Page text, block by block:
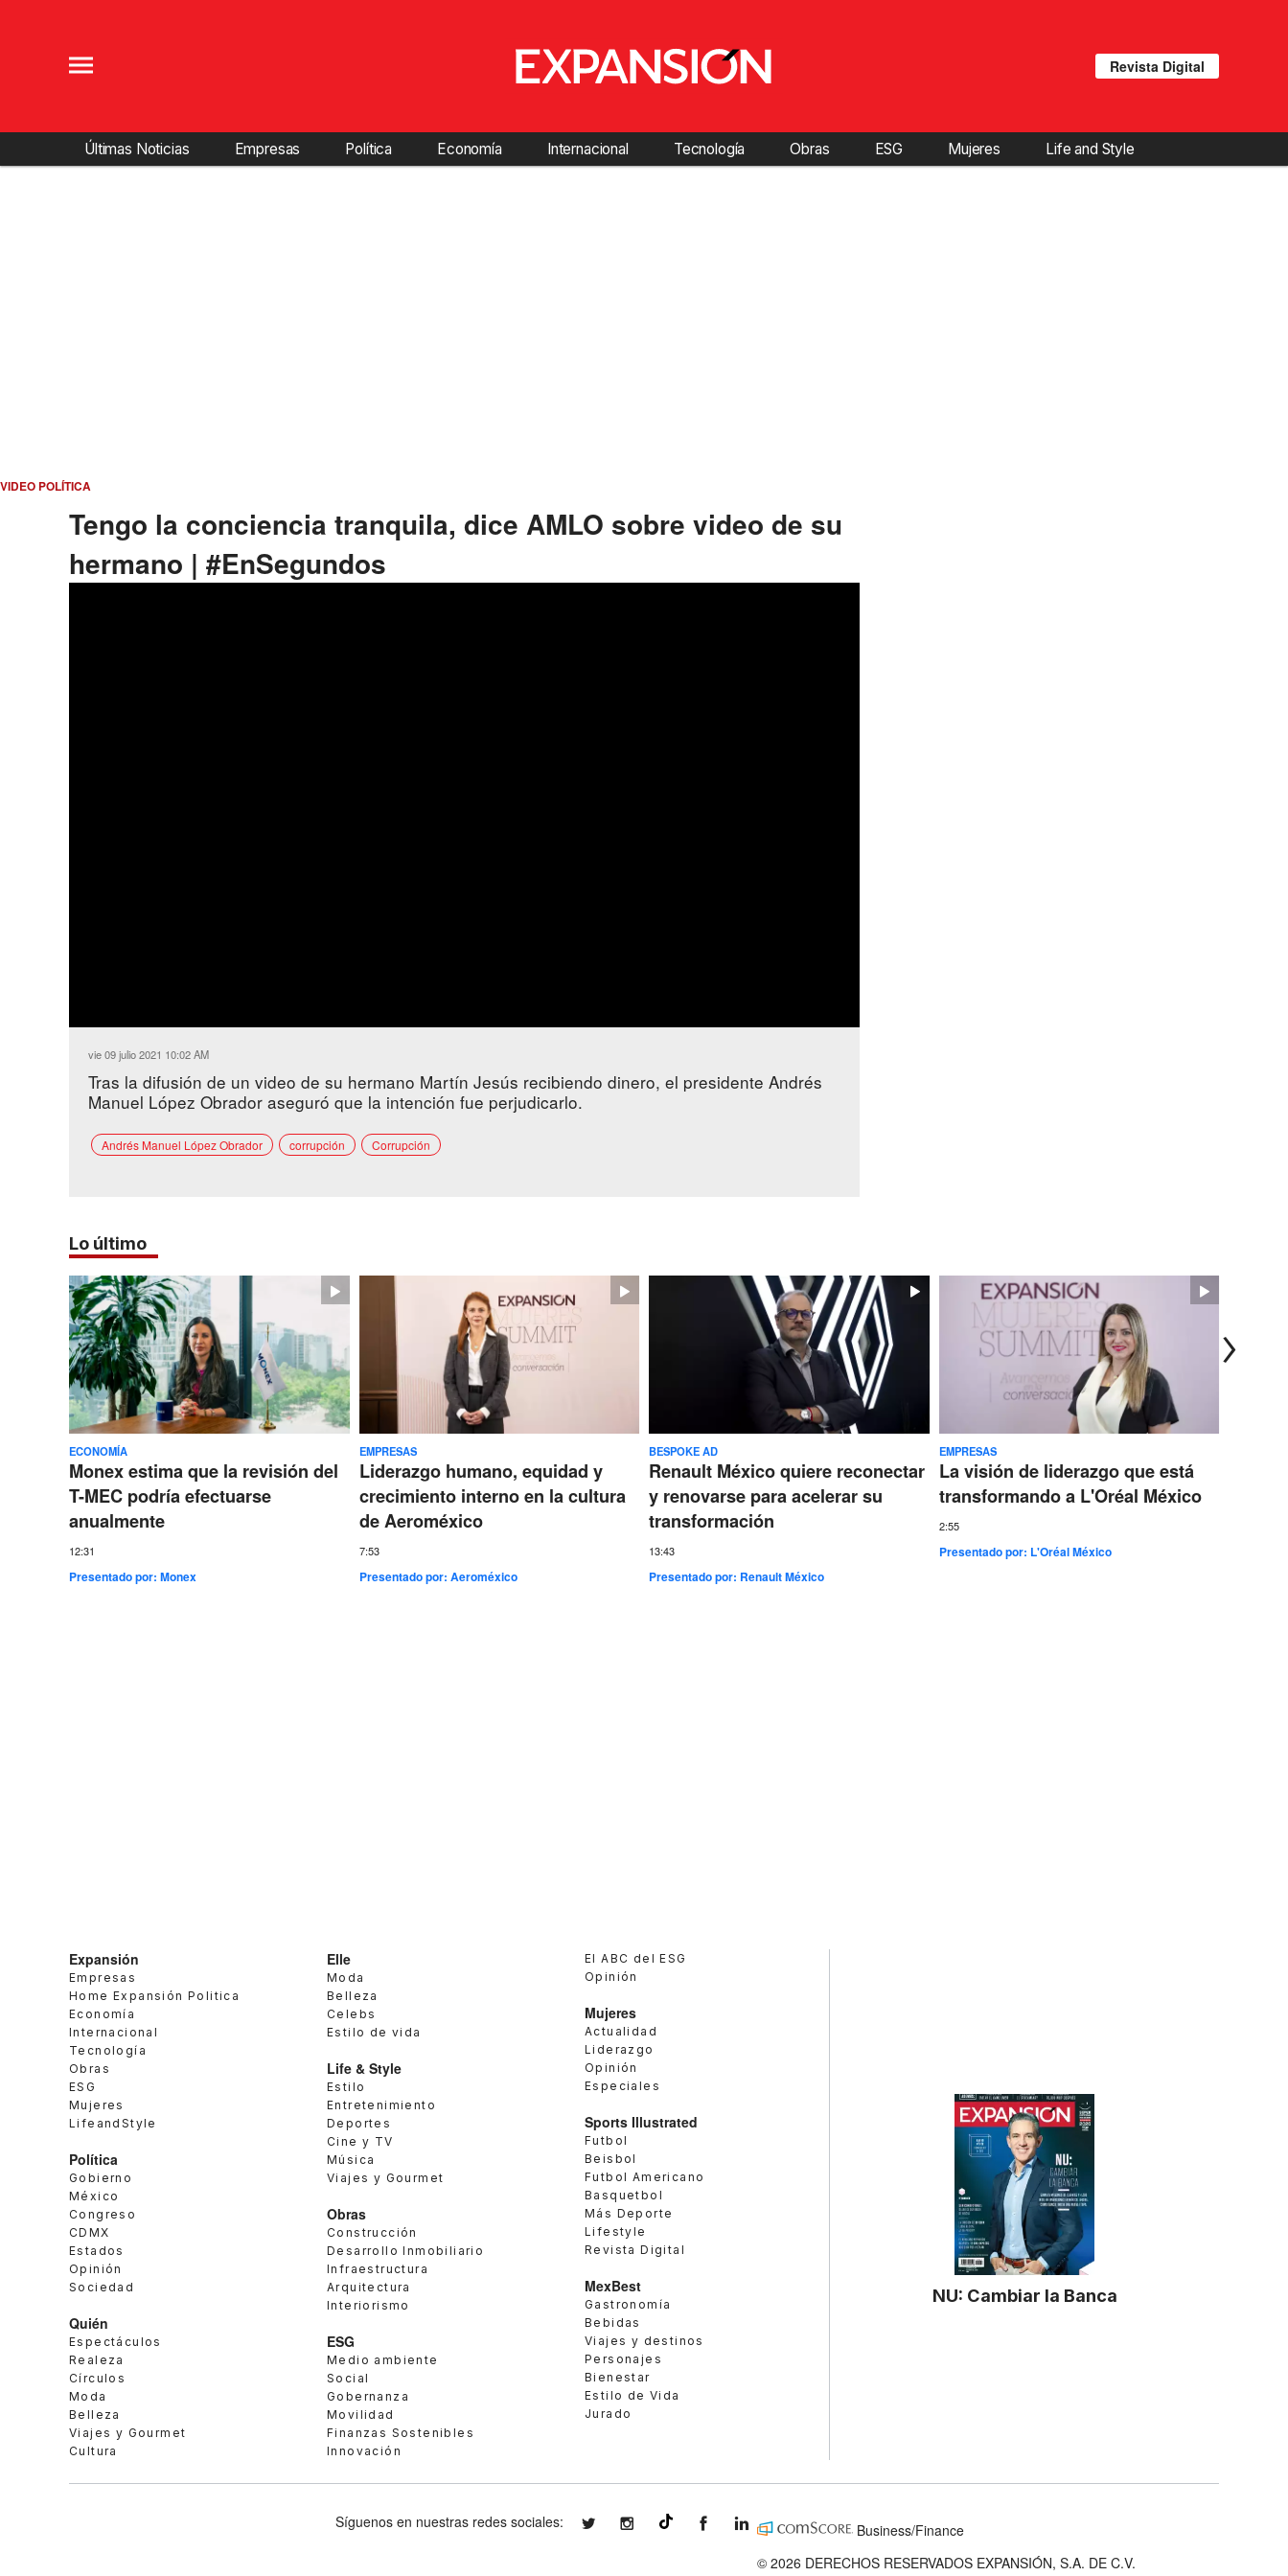
Revista Digital
Últimas Noticias Empresas Política Economía Internacional Tecnología Obras ESG Mujeres Life and Style
VIDEO POLÍTICA
Tengo la conciencia tranquila, dice AMLO sobre video de su
hermano | #EnSegundos
vie 09 julio 2021 10:02 AM
Tras la difusión de un video de su hermano Martín Jesús recibiendo dinero, el presidente Andrés
Manuel López Obrador aseguró que la intención fue perjudicarlo.
Andrés Manuel López Obrador corrupción Corrupción
Lo último
ECONOMÍA
Monex estima que la revisión del
T-MEC podría efectuarse
anualmente
12:31
Presentado por:Monex
EMPRESAS
Liderazgo humano, equidad y
crecimiento interno en la cultura
de Aeroméxico
7:53
Presentado por: Aeroméxico
BESPOKE AD
Renault México quiere reconectar
y renovarse para acelerar su
transformación
13:43
Presentado por: Renault México
EMPRESAS
La visión de liderazgo que está
transformando a L'Oréal México
2:55
Presentado por: L'Oréal México
Expansión
Empresas
Home Expansión Politica
Economía
Internacional
Tecnología
Obras
ESG
Mujeres
LifeandStyle
Política
Gobierno
México
Congreso
CDMX
Estados
Opinión
Sociedad
Quién
Espectáculos
Realeza
Círculos
Moda
Belleza
Viajes y Gourmet
Cultura
Elle
Moda
Belleza
Celebs
Estilo de vida
Life & Style
Estilo
Entretenimiento
Deportes
Cine y TV
Música
Viajes y Gourmet
Obras
Construcción
Desarrollo Inmobiliario
Infraestructura
Arquitectura
Interiorismo
ESG
Medio ambiente
Social
Gobernanza
Movilidad
Finanzas Sostenibles
Innovación
El ABC del ESG
Opinión
Mujeres
Actualidad
Liderazgo
Opinión
Especiales
Sports Illustrated
Futbol
Beisbol
Futbol Americano
Basquetbol
Más Deporte
Lifestyle
Revista Digital
MexBest
Gastronomía
Bebidas
Viajes y destinos
Personajes
Bienestar
Estilo de Vida
Jurado
NU: Cambiar la Banca
Síguenos en nuestras redes sociales: expansionmxexpansionmx ExpansionMex
expansion
Business/Finance
© 2026 DERECHOS RESERVADOS EXPANSIÓN, S.A. DE C.V.